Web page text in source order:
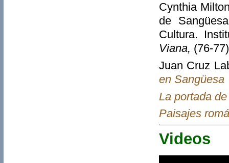
Cynthia
de
Cultura.
Viana, (76-77)
Juan Cruz
en Sangüesa
La portada
Paisajes
Videos